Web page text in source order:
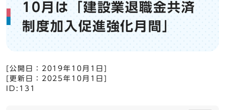
10月は「建設業退職金共済
制度加入促進強化月間」
[公開日： 2019年10月1日
[更新日： 2025年10月1日
ID:131